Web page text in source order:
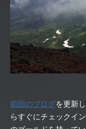
前回のブログを更新
らすぐにチェックイ